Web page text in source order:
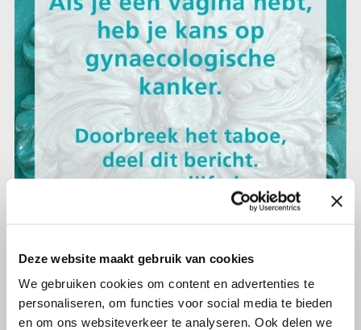
Deze website maakt gebruik van cookies
We gebruiken cookies om content en advertenties te
personaliseren, om functies voor social media te bieden
en om ons websiteverkeer te analyseren. Ook delen we
2 september 2019
September is gynaecologische
kanker-maand